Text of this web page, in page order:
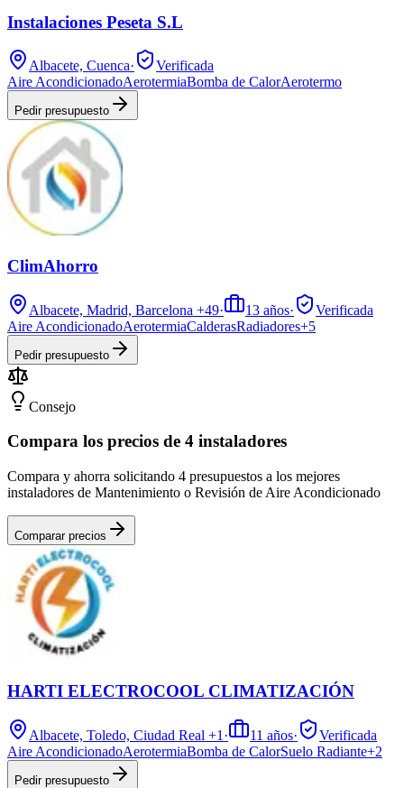
Instalaciones Peseta S.L
Albacete, Cuenca·
Verificada
Aire AcondicionadoAerotermiaBomba de CalorAerotermo
Pedir presupuesto
ClimAhorro
Albacete, Madrid, Barcelona +49· 13 años·
Verificada
Aire AcondicionadoAerotermiaCalderasRadiadores+5
Pedir presupuesto
Consejo
Compara los precios de 4 instaladores
Compara y ahorra solicitando 4 presupuestos a los mejores
instaladores de Mantenimiento o Revisión de Aire Acondicionado
Comparar precios
HARTI ELECTROCOOL CLIMATIZACIÓN
Albacete, Toledo, Ciudad Real +1 · 11 años·
Verificada
Aire AcondicionadoAerotermiaBomba de CalorSuelo Radiante+2
Pedir presupuesto